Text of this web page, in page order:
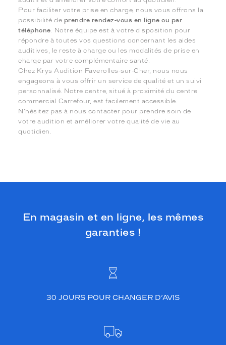
Pour faciliter votre prise en charge, nous vous offrons la
possibilité de prendre rendez-vous en ligne ou par
téléphone. Notre équipe est à votre disposition pour
répondre à toutes vos questions concernant les aides
auditives, le reste à charge ou les modalités de prise en
charge par votre complémentaire santé.
Chez Krys Audition Faverolles-sur-Cher, nous nous
engageons à vous offrir un service de qualité et un suivi
personnalisé. Notre centre, situé à proximité du centre
commercial Carrefour, est facilement accessible.
N'hésitez pas à nous contacter pour prendre soin de
votre audition et améliorer votre qualité de vie au
quotidien.
En magasin et en ligne, les mêmes
garanties !
30 JOURS POUR CHANGER D’AVIS